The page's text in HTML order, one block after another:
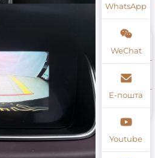
WhatsApp
WeChat
Е-пошта
Youtube